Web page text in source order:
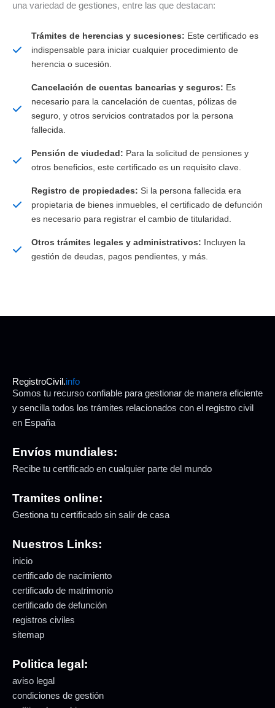
una variedad de gestiones, entre las que destacan:
Trámites de herencias y sucesiones: Este certificado es
indispensable para iniciar cualquier procedimiento de
herencia o sucesión.
Cancelación de cuentas bancarias y seguros: Es
necesario para la cancelación de cuentas, pólizas de
seguro, y otros servicios contratados por la persona
fallecida.
Pensión de viudedad: Para la solicitud de pensiones y
otros beneficios, este certificado es un requisito clave.
Registro de propiedades: Si la persona fallecida era
propietaria de bienes inmuebles, el certificado de defunción
es necesario para registrar el cambio de titularidad.
Otros trámites legales y administrativos: Incluyen la
gestión de deudas, pagos pendientes, y más.
RegistroCivil.info
Somos tu recurso confiable para gestionar de manera eficiente
y sencilla todos los trámites relacionados con el registro civil
en España
Envíos mundiales:
Recibe tu certificado en cualquier parte del mundo
Tramites online:
Gestiona tu certificado sin salir de casa
Nuestros Links:
inicio
certificado de nacimiento
certificado de matrimonio
certificado de defunción
registros civiles
sitemap
Politica legal:
aviso legal
condiciones de gestión